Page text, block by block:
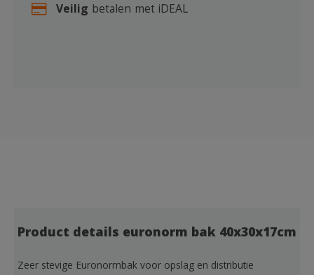
Veilig betalen met iDEAL
Product details euronorm bak 40x30x17cm
Zeer stevige Euronormbak voor opslag en distributie